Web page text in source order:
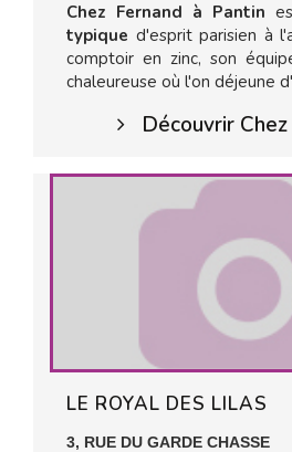
Chez Fernand à Pantin
typique d'esprit parisien à
comptoir en zinc, son
chaleureuse où l'on déjeune
Découvrir
LE ROYAL DES LILAS
3, RUE DU GARDE CHASSE